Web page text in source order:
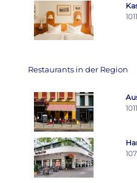
Restaurants in der Region